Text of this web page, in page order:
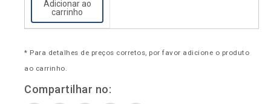
Adicionar ao
carrinho
* Para detalhes de preços corretos, por favor adicione o produto
ao carrinho.
Compartilhar no: